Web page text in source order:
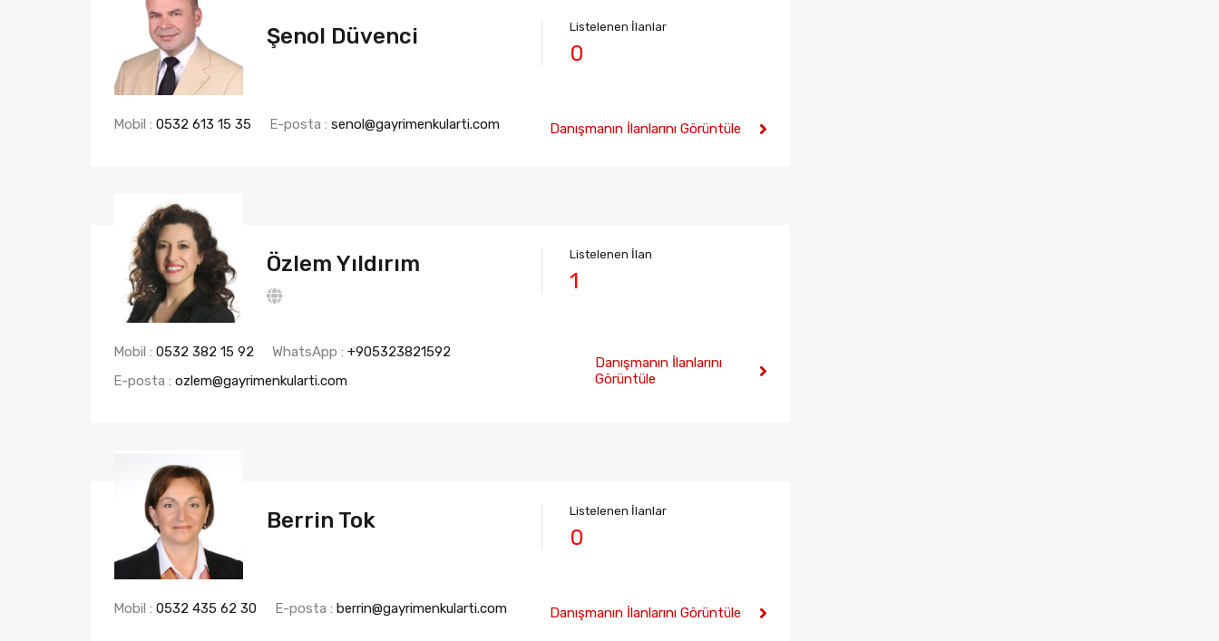
Şenol Düvenci Listelenen İlanlar
0
Mobil : 0532 613 15 35 E-posta : senol@gayrimenkularti.com Danışmanın İlanlarını Görüntüle
Özlem Yıldırım Listelenen İlan
1
Mobil : 0532 382 15 92 WhatsApp : +905323821592
E-posta : ozlem@gayrimenkularti.com
Danışmanın İlanlarını
Görüntüle
Berrin Tok Listelenen İlanlar
0
Mobil : 0532 435 62 30 E-posta : berrin@gayrimenkularti.com Danışmanın İlanlarını Görüntüle